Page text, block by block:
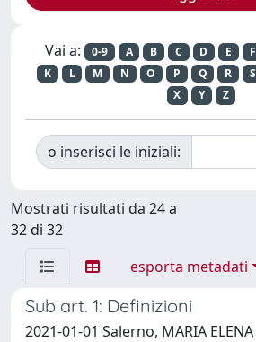
Vai a: 0-9 A B C D E F
K
L M N O P Q R S
X
Y Z
o inserisci le iniziali:
Mostrati risultati da 24 a
32 di 32
esporta metadati
Sub art. 1: Definizioni
2021-01-01 Salerno, MARIA ELENA